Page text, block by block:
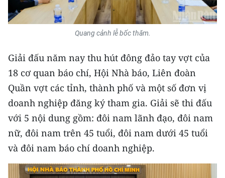
Media Văn hóa
Media Pháp luật
Media Du lịch
Media Thế giới
Media Thể thao
Media Giáo dục
Media Y tế
Quang cảnh lễ bốc thăm.
Giải đấu năm nay thu hút đông đảo tay vợt của
18 cơ quan báo chí, Hội Nhà báo, Liên đoàn
Quần vợt các tỉnh, thành phố và một số đơn vị
doanh nghiệp đăng ký tham gia. Giải sẽ thi đấu
với 5 nội dung gồm: đôi nam lãnh đạo, đôi nam
nữ, đôi nam trên 45 tuổi, đôi nam dưới 45 tuổi
và đôi nam báo chí doanh nghiệp.